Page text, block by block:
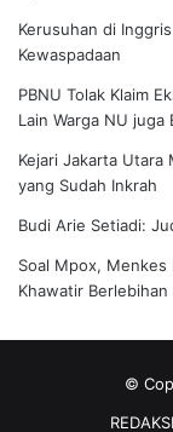
Kerusuhan di
Kewaspadaan
PBNU Tolak Klaim
Lain Warga NU juga
Kejari Jakarta Utara
yang Sudah Inkrah
Budi Arie Setiadi:
Soal Mpox, Menkes
Khawatir Berlebihan
©
REDAKSI